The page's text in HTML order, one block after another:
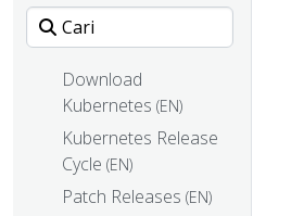
Download
Kubernetes (EN)
Kubernetes Release
Cycle (EN)
Patch Releases (EN)